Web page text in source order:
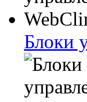
Блоки